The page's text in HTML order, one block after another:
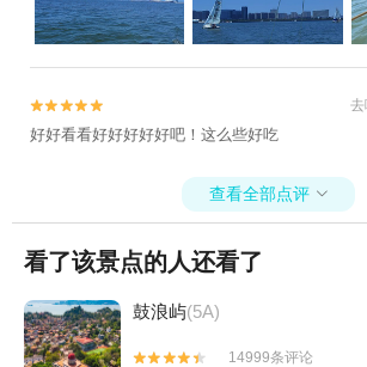


好好看看好好好好好吧！这么些好吃
查看全部点评 
看了该景点的人还看了
鼓浪屿(5A)


14999条评论